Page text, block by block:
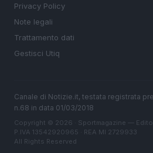
Privacy Policy
Note legali
Trattamento dati
Gestisci Utiq
Canale di Notizie.it, testata registrata
n.68 in data 01/03/2018
Copyright © 2026 · Sportmagazine — Edito
P.IVA 13542920965 · REA MI 2729933
All Rights Reserved